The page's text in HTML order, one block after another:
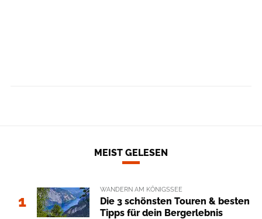
MEIST GELESEN
1
WANDERN AM KÖNIGSSEE
Die 3 schönsten Touren & besten
Tipps für dein Bergerlebnis